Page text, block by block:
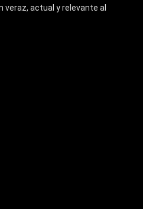
veraz, actual y relevante al